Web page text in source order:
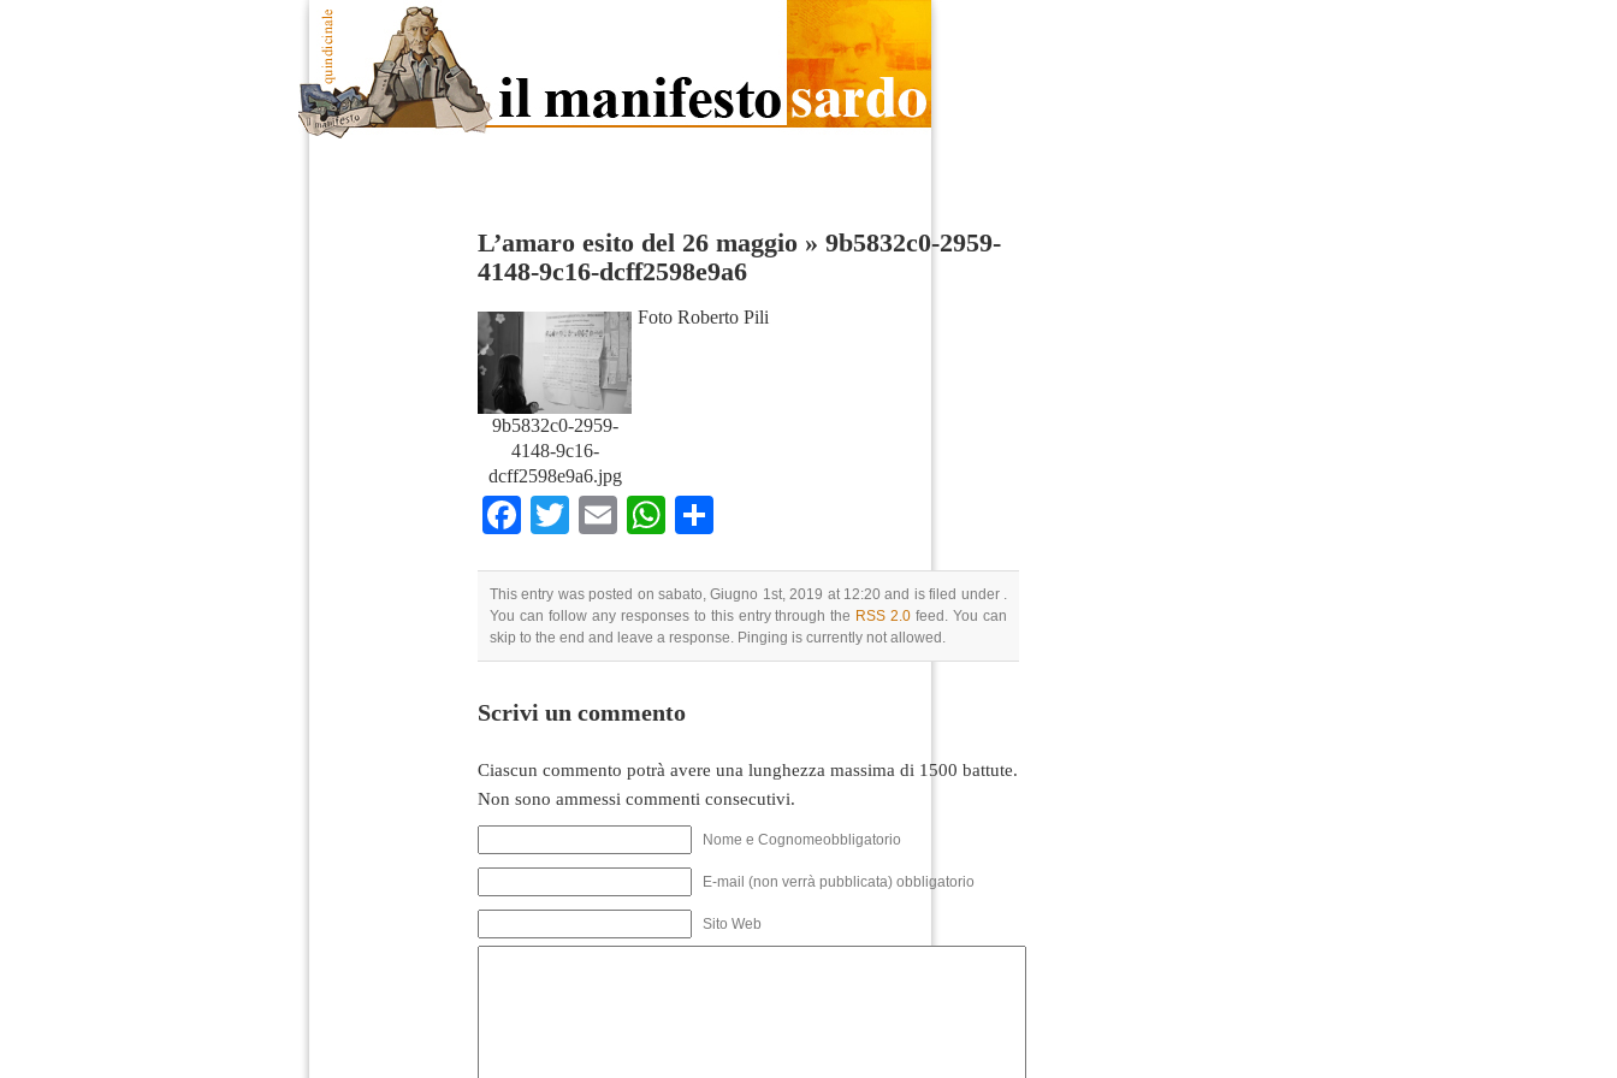
L’amaro esito del 26 maggio » 9b5832c0-2959-
4148-9c16-dcff2598e9a6
9b5832c0-2959-
4148-9c16-
dcff2598e9a6.jpg
Foto Roberto Pili
Facebook
TwitterEmailWhatsApp
This entry was posted on sabato, Giugno 1st, 2019 at 12:20 and is filed under .
You can follow any responses to this entry through the RSS 2.0 feed. You can
skip to the end and leave a response. Pinging is currently not allowed.
Scrivi un commento
Ciascun commento potrà avere una lunghezza massima di 1500 battute.
Non sono ammessi commenti consecutivi.
Nome e Cognomeobbligatorio
E-mail (non verrà pubblicata) obbligatorio
Sito Web